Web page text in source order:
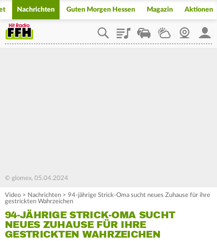
Nachrichten Guten Morgen Hessen Magazin Aktionen
PlaylistStaupilotWetterWebcam
© glomex, 05.04.2024
Video > Nachrichten > 94-jährige Strick-Oma sucht neues Zuhause für ihre
gestrickten Wahrzeichen
94-JÄHRIGE STRICK-OMA SUCHT
NEUES ZUHAUSE FÜR IHRE
GESTRICKTEN WAHRZEICHEN